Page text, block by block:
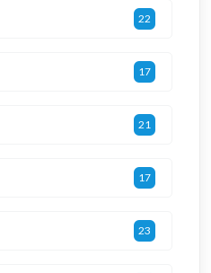
22
17
21
17
23